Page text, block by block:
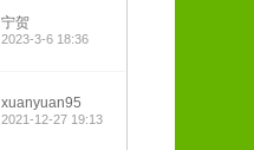
宁贺
2023-3-6 18:36
xuanyuan95
2021-12-27 19:13